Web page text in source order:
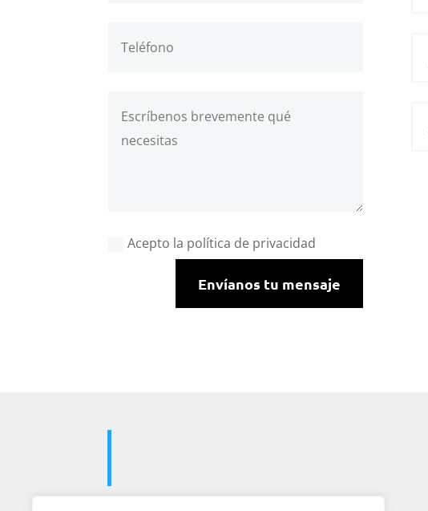
Acepto la política de privacidad
Envíanos tu mensaje